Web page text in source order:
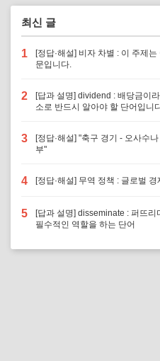
최신 글
1
[정답·해설] 비자 차별 : 이 주제
문입니다.
2
[답과 설명] dividend : 배당금이
소로 반드시 알아야 할 단어입니
3
[정답·해설] "축구 경기 - 오사수
부"
4 [정답·해설] 무역 정책 : 글로벌
5
[답과 설명] disseminate : 퍼뜨
필수적인 역할을 하는 단어